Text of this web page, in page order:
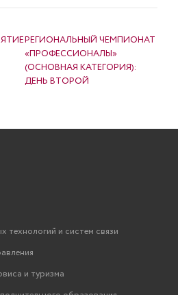
РЕГИОНАЛЬНЫЙ ЧЕМПИОНАТ
«ПРОФЕССИОНАЛЫ»
(ОСНОВНАЯ КАТЕГОРИЯ):
ДЕНЬ ВТОРОЙ
и систем связи
и туризма